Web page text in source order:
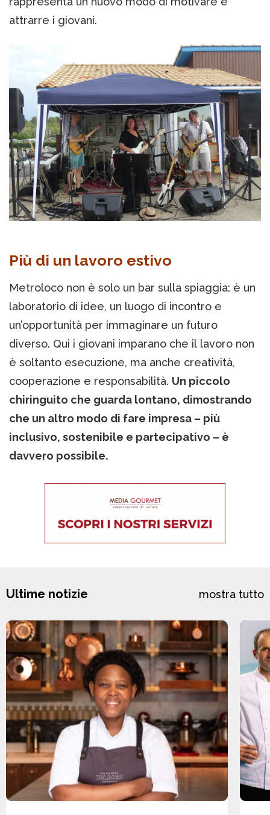
attrarre i giovani.
Più di un lavoro estivo
Metroloco non è solo un bar sulla spiaggia: è un
laboratorio di idee, un luogo di incontro e
un’opportunità per immaginare un futuro
diverso. Qui i giovani imparano che il lavoro non
è soltanto esecuzione, ma anche creatività,
cooperazione e responsabilità. Un piccolo
chiringuito che guarda lontano, dimostrando
che un altro modo di fare impresa – più
inclusivo, sostenibile e partecipativo – è
davvero possibile.
Ultime notizie mostra tutto